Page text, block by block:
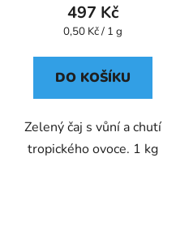
497 Kč
Měrná
0,50 Kč / 1 g
DO KOŠÍKU
Zelený čaj s vůní a chutí
tropického ovoce. 1 kg